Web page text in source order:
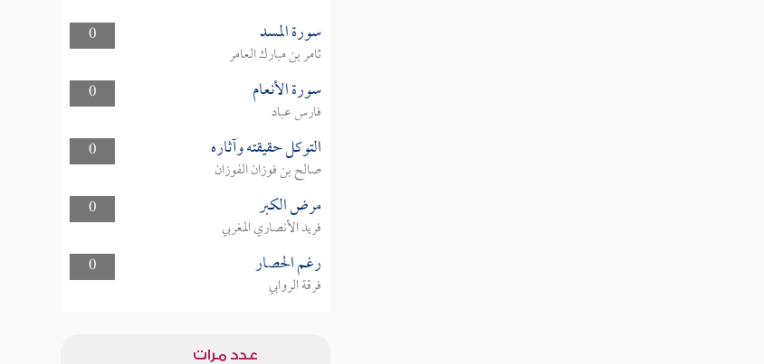
0 سورة المسد
ثامر بن مبارك العامر
0
سورة الأنعام
فارس عباد
0
التوكل حقيقته وآثاره
صالح بن فوزان الفوزان
0
مرض الكبر
فريد الأنصاري المغربي
0
رغم الحصار
فرقة الروابي
عدد مرات